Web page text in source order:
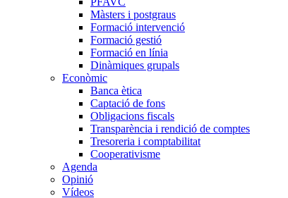
Màsters i postgraus
Formació intervenció
Formació gestió
Formació en línia
Dinàmiques grupals
Econòmic
Banca ètica
Captació de fons
Obligacions fiscals
Transparència i rendició de comptes
Tresoreria i comptabilitat
Cooperativisme
Agenda
Opinió
Vídeos